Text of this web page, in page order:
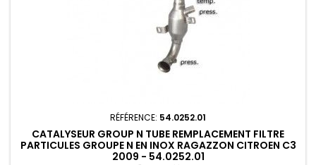
RÉFÉRENCE: 54.0252.01
CATALYSEUR GROUP N TUBE REMPLACEMENT FILTRE
PARTICULES GROUPE N EN INOX RAGAZZON CITROEN C3
2009 - 54.0252.01